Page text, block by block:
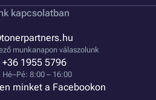
kapcsolatban
munkanapon válaszolunk
+36 1955 5796
Hé–Pé: 8:00 – 16:00
minket a Facebookon